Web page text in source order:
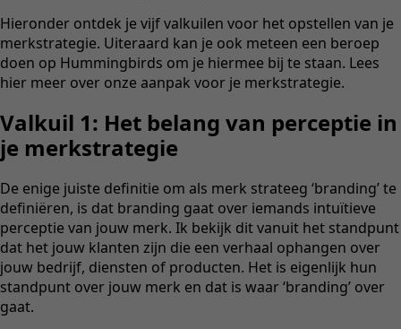
Hieronder ontdek je vijf valkuilen voor het opstellen van je
merkstrategie. Uiteraard kan je ook meteen een beroep
doen op Hummingbirds om je hiermee bij te staan. Lees
hier meer over onze aanpak voor je merkstrategie.
Valkuil 1: Het belang van perceptie in
je merkstrategie
De enige juiste definitie om als merk strateeg ‘branding’ te
definiëren, is dat branding gaat over iemands intuïtieve
perceptie van jouw merk. Ik bekijk dit vanuit het standpunt
dat het jouw klanten zijn die een verhaal ophangen over
jouw bedrijf, diensten of producten. Het is eigenlijk hun
standpunt over jouw merk en dat is waar ‘branding’ over
gaat.